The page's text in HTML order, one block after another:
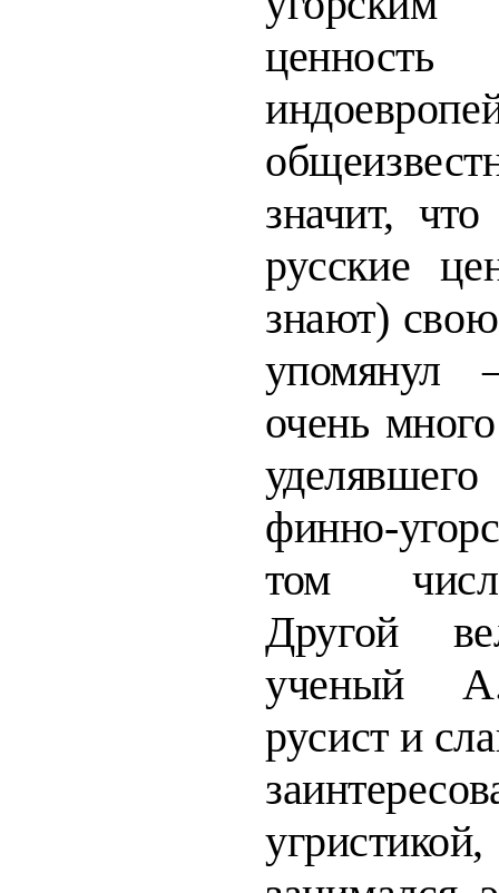
ценность
индоев­
значит,
русские
знают)
упомянул
очень
уделяв­
финно-
том
Другой
ученый
русист и